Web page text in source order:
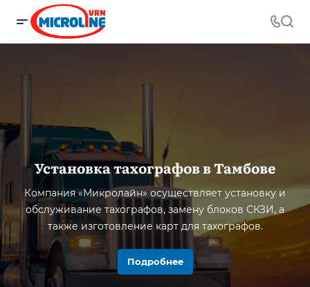
Установка тахографов в Тамбове
Компания «Микролайн» осуществляет установку и
обслуживание тахографов, замену блоков СКЗИ, а
также изготовление карт для тахографов.
Подробнее